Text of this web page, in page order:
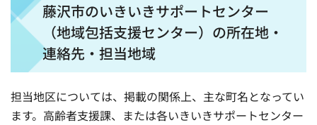
藤沢市のいきいきサポートセンター
（地域包括支援センター）の所在地・
連絡先・担当地域
担当地区については、掲載の関係上、主な町名となってい
ます。高齢者支援課、または各いきいきサポートセンター